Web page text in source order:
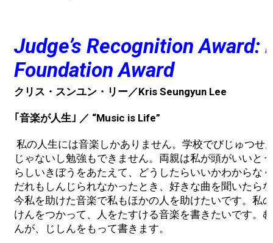
Judge’s Recognition Award:
Foundation Award
クリス・スンユン・リー／Kris Seungyun Lee
｢音楽が人生｣ ／ “Music is Life”
私の人生には音楽しかありません。学校でびじゅつせ
じゃないし勉強もできません。両親は私が頭がいいと
らしいきぼうをあたえて、どうしたらいいかわからな
だれもしんじられなかったとき、好きな曲を聞いたら
今私を助けた音楽で私もほかの人を助けたいです。私
けんをつかって、人をたすける音楽を書きたいです。
んが、じしんをもって書きます。